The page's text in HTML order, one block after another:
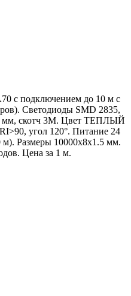
с подключением до 10 м с
Светодиоды SMD 2835,
мм, скотч 3M. Цвет ТЕПЛЫЙ
угол 120°. Питание 24
Размеры 10000x8x1.5 мм.
Цена за 1 м.